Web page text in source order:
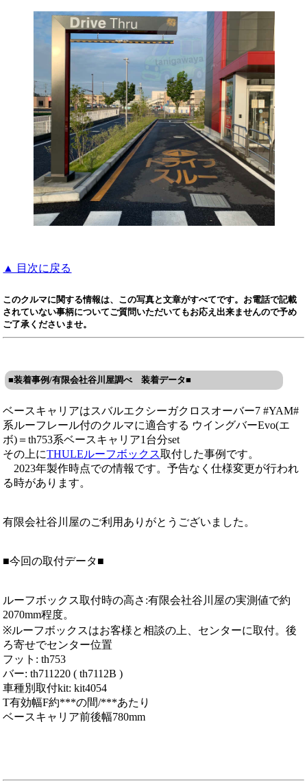
▲ 目次に戻る
このクルマに関する情報は、この写真と文章がすべてです。お電話で記載
されていない事柄についてご質問いただいてもお応え出来ませんので予め
ご了承くださいませ。
■装着事例/有限会社谷川屋調べ 装着データ■
ベースキャリアはスバルエクシーガクロスオーバー7 #YAM#
系ルーフレール付のクルマに適合する ウイングバーEvo(エ
ボ)＝th753系ベースキャリア1台分set
その上にTHULEルーフボックス取付した事例です。
2023年製作時点での情報です。予告なく仕様変更が行われ
る時があります。
有限会社谷川屋のご利用ありがとうございました。
■今回の取付データ■
ルーフボックス取付時の高さ:有限会社谷川屋の実測値で約
2070mm程度。
※ルーフボックスはお客様と相談の上、センターに取付。後
ろ寄せでセンター位置
フット: th753
バー: th711220 ( th7112B )
車種別取付kit: kit4054
T有効幅F約***の間/***あたり
ベースキャリア前後幅780mm